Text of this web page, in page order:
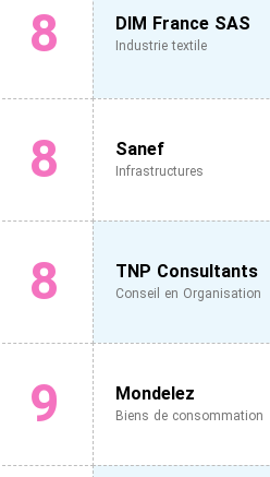
8 DIM France SAS
Industrie textile
8 Sanef
Infrastructures
8 TNP Consultants
Conseil en Organisation
9 Mondelez
Biens de consommation